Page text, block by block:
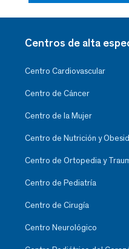
Centros de alta
Centro Cardiovascular
Centro de Cáncer
Centro de la Mujer
Centro de Nutrición y
Centro de Ortopedia y
Centro de Pediatría
Centro de Cirugía
Centro Neurológico